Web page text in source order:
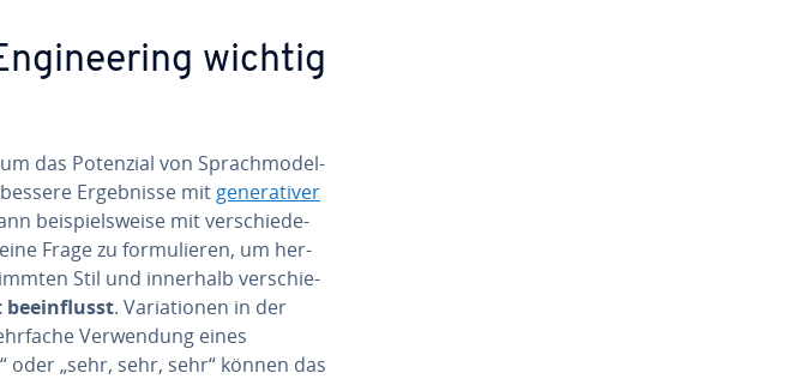
wichtig
das Potenzial von Sprach­mo­del­
Er­geb­nis­se mit ge­ne­ra­ti­ver
bei­spiels­wei­se mit ver­schie­de­
Frage zu for­mu­lie­ren, um her­
Stil und innerhalb ver­schie­
be­ein­flusst. Va­ria­tio­nen in der
Ver­wen­dung eines
oder „sehr, sehr, sehr“ können das